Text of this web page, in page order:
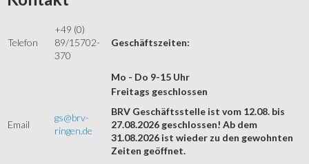
Telefon
+49 (0)
89/15702-
370
Geschäftszeiten:
Mo - Do 9-15 Uhr
Email
gs@brv-
ringen.de
Freitags geschlossen
BRV Geschäftsstelle ist vom 12.08. bis
27.08.2026 geschlossen! Ab dem
31.08.2026 ist wieder zu den gewohnten
Zeiten geöffnet.